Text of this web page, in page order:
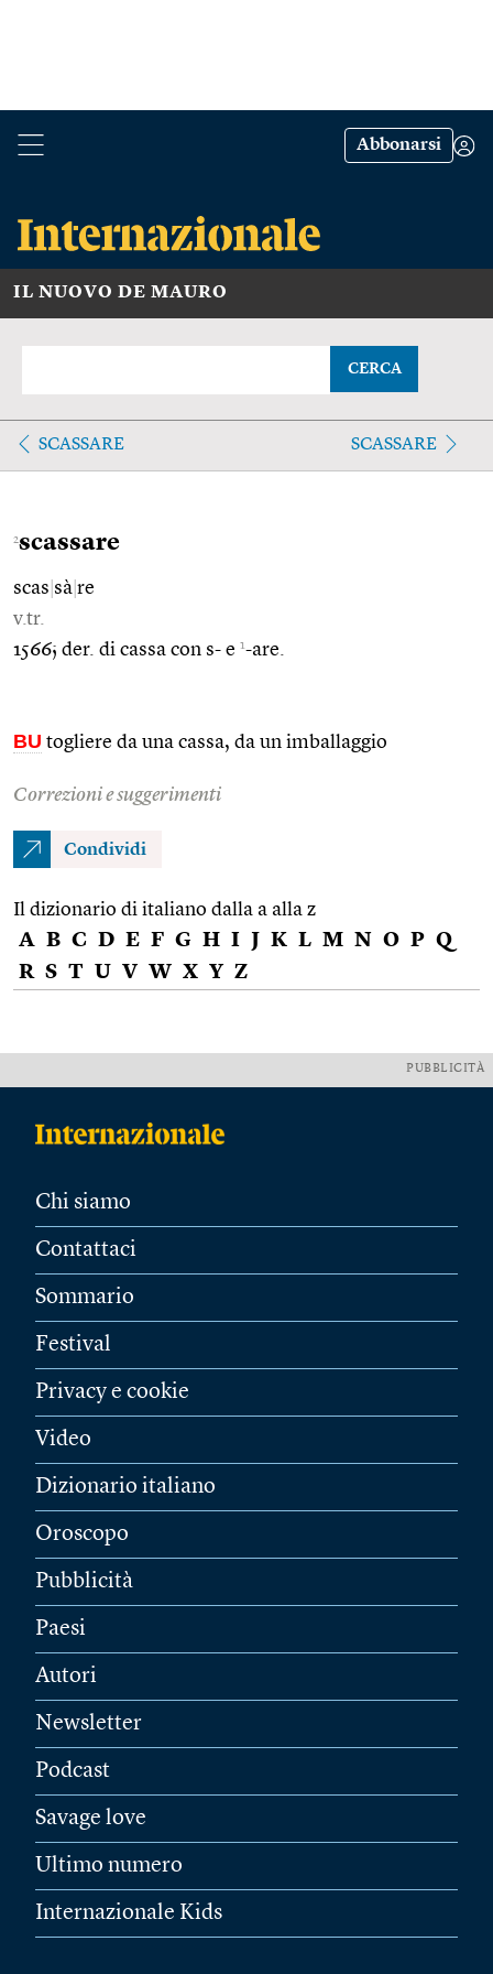
Abbonarsi
IL NUOVO DE MAURO
CERCA
SCASSARE SCASSARE
2scassare
scas sà re
v.tr.
1566; der. di cassa con s- e 1-are.
BU togliere da una cassa, da un imballaggio
Correzioni e suggerimenti
Condividi
Il dizionario di italiano dalla a alla z
A B C D E F G H I J K L M N O P Q
R S T U V W X Y Z
PUBBLICITÀ
Chi siamo
Contattaci
Sommario
Festival
Privacy e cookie
Video
Dizionario italiano
Oroscopo
Pubblicità
Paesi
Autori
Newsletter
Podcast
Savage love
Ultimo numero
Internazionale Kids